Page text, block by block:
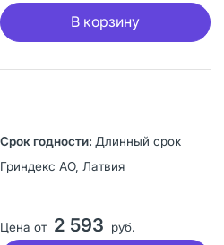
В корзину
Длинный срок
Гриндекс АО, Латвия
Цена от 2 593 руб.